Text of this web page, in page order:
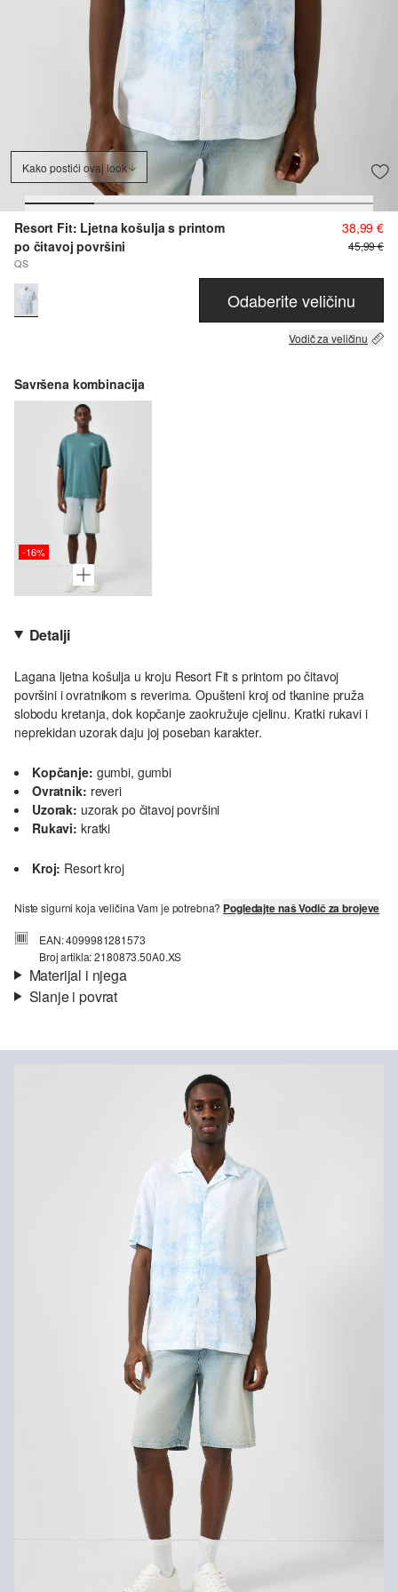
Kako postići ovaj look
Resort Fit: Ljetna košulja s printom
po čitavoj površini
QS
38,99 €
45,99 €
Odaberite veličinu
Vodič za veličinu
Savršena kombinacija
-16%
Detalji
Lagana ljetna košulja u kroju Resort Fit s printom po čitavoj
površini i ovratnikom s reverima. Opušteni kroj od tkanine pruža
slobodu kretanja, dok kopčanje zaokružuje cjelinu. Kratki rukavi i
neprekidan uzorak daju joj poseban karakter.
Kopčanje: gumbi, gumbi
Ovratnik: reveri
Uzorak: uzorak po čitavoj površini
Rukavi: kratki
Kroj: Resort kroj
Niste sigurni koja veličina Vam je potrebna? Pogledajte naš Vodič za brojeve
EAN: 4099981281573
Broj artikla: 2180873.50A0.XS
Materijal i njega
Nije prikladno za izbjeljivanje sredstvom na bazi klora
Nije prikladno za sušilicu
Ne glačati vrućim glačalom
Nije prikladno za kemijsko čišćenje
Normalno pranje 30°
Slanje i povrat
Vaša će narudžba biti poslana u roku od 4-8 radna dana putem
Hrvatska pošta-a. Standardna dostava košta 4,95 €.
Svoje artikle nam možete besplatno vratiti u roku od 14 dana.